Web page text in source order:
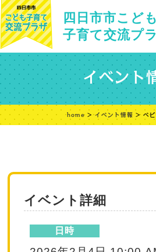
四日市市こども
子育て交流プ
イベント
home>イベント情報 > ベビ
イベント詳細
日時